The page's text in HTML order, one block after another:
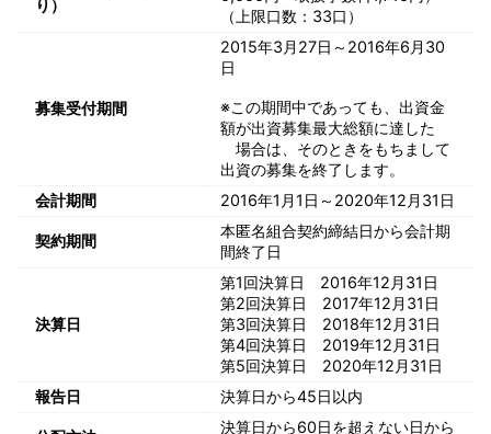
り）
（上限口数：33口）
募集受付期間
2015年3月27日～2016年6月30
日
※この期間中であっても、出資金
額が出資募集最大総額に達した
場合は、そのときをもちまして
出資の募集を終了します。
会計期間
2016年1月1日～2020年12月31日
契約期間
本匿名組合契約締結日から会計期
間終了日
決算日
第1回決算日 2016年12月31日
第2回決算日 2017年12月31日
第3回決算日 2018年12月31日
第4回決算日 2019年12月31日
第5回決算日 2020年12月31日
報告日
決算日から45日以内
決算日から60日を超えない日から